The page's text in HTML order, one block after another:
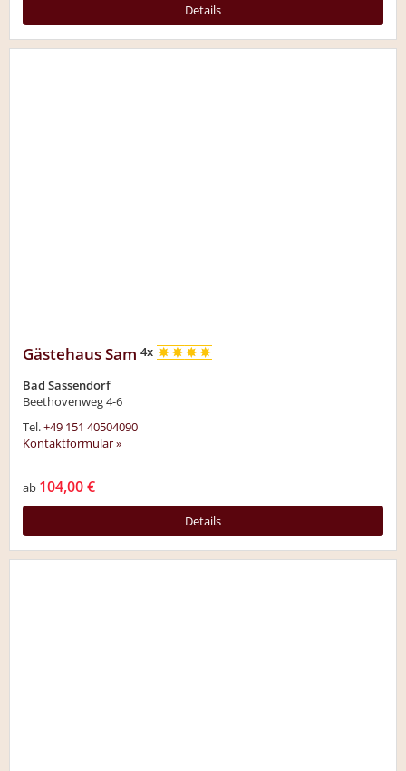
Details
Gästehaus Sam 4x
Bad Sassendorf
Beethovenweg 4-6
Tel.+49 151 40504090
Kontaktformular »
ab 104,00 €
Details